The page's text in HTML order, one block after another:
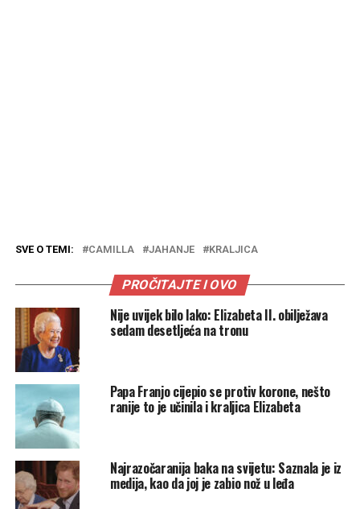
SVE O TEMI: CAMILLA JAHANJE KRALJICA
PROČITAJTE I OVO
Nije uvijek bilo lako: Elizabeta II. obilježava
sedam desetljeća na tronu
Papa Franjo cijepio se protiv korone, nešto
ranije to je učinila i kraljica Elizabeta
Najrazočaranija baka na svijetu: Saznala je iz
medija, kao da joj je zabio nož u leđa